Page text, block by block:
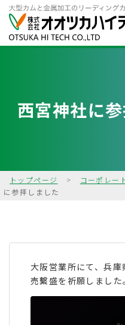
西宮神社に
トップページ > コーポレー
に参拝しました
大阪営業所にて、兵
売繫盛を祈願しました